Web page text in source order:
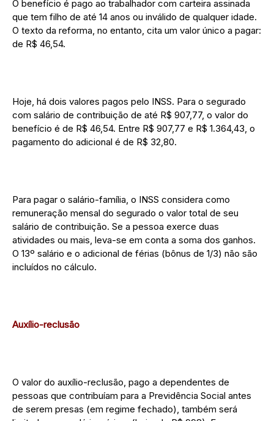
O benefício é pago ao trabalhador com carteira assinada
que tem filho de até 14 anos ou inválido de qualquer idade.
O texto da reforma, no entanto, cita um valor único a pagar:
de R$ 46,54.
Hoje, há dois valores pagos pelo INSS. Para o segurado
com salário de contribuição de até R$ 907,77, o valor do
benefício é de R$ 46,54. Entre R$ 907,77 e R$ 1.364,43, o
pagamento do adicional é de R$ 32,80.
Para pagar o salário-família, o INSS considera como
remuneração mensal do segurado o valor total de seu
salário de contribuição. Se a pessoa exerce duas
atividades ou mais, leva-se em conta a soma dos ganhos.
O 13º salário e o adicional de férias (bônus de 1/3) não são
incluídos no cálculo.
Auxílio-reclusão
O valor do auxílio-reclusão, pago a dependentes de
pessoas que contribuíam para a Previdência Social antes
de serem presas (em regime fechado), também será